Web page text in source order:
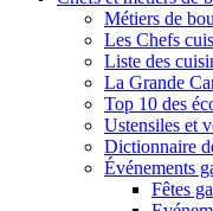
Métiers de
Les Chefs
Liste des
La Grande
Top 10 des
Ustensiles et
Dictionnaire
Événements
Fêtes